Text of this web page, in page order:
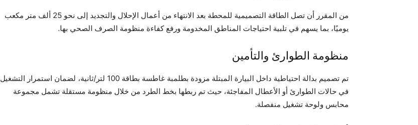
من المقرر أن تصل الطاقة التصميمية للمحطة بعد الانتهاء من أعمال الإحلال والتجديد إلى نحو 25 ألف متر مكعب
يوميًا، بما يسهم في تلبية احتياجات المناطق المخدومة ورفع كفاءة منظومة الصرف الصحي بها.
منظومة الطوارئ والتأمين
تم تصميم بدالة احتياطية داخل البيارة المبتلة مزودة بطلمبة غاطسة بطاقة 100 لتر/ثانية، لضمان استمرار التشغيل
في حالات الطوارئ أو الأعطال المفاجئة، حيث تم ربطها بخط الطرد من خلال منظومة مستقلة تشمل مجموعة
محابس ولوحة تشغيل منفصلة.